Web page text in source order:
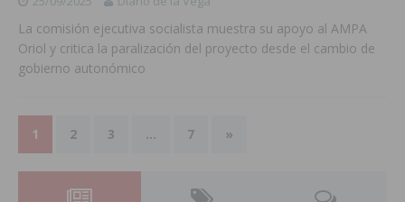
La comisión ejecutiva socialista muestra su apoyo al AMPA
Oriol y critica la paralización del proyecto desde el cambio de
gobierno autonómico
1 2 3 … 7 »